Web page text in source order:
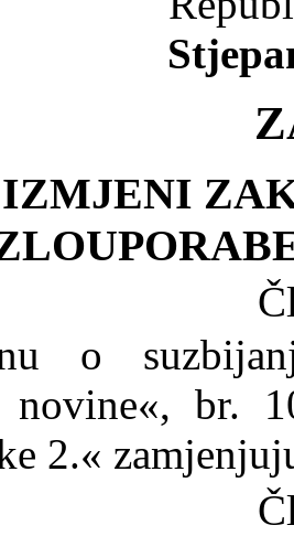
o
novine«, br.
2.«